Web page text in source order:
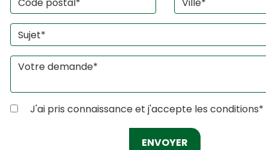
J'ai pris connaissance et j'accepte les conditions*
ENVOYER